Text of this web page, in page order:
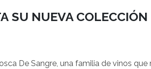
SU NUEVA
De Sangre, una familia de vinos